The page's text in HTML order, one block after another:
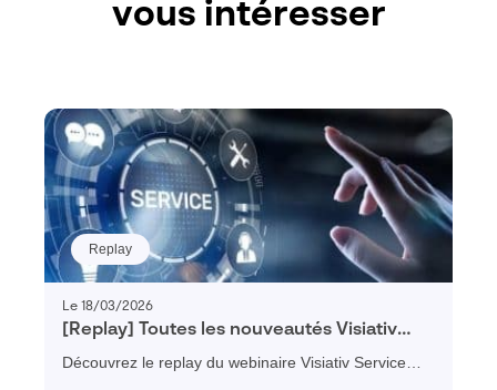
vous intéresser
Replay
Le 18/03/2026
[Replay] Toutes les nouveautés Visiativ
Service Client 2026
Découvrez le replay du webinaire Visiativ Service